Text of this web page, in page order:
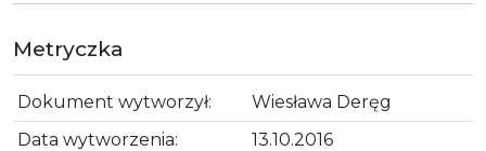
Metryczka
Dokument wytworzył:
Wiesława Deręg
Data wytworzenia:
13.10.2016